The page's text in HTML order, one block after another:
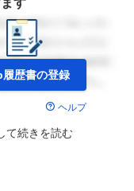
履歴書の登録
ヘルプ
て続きを読む